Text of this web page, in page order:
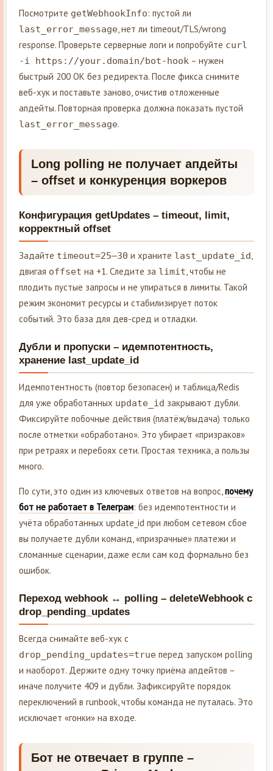
Посмотрите getWebhookInfo: пустой ли
last_error_message, нет ли timeout/TLS/wrong
response. Проверьте серверные логи и попробуйте curl
-i https://your.domain/bot-hook – нужен
быстрый 200 OK без редиректа. После фикса снимите
веб-хук и поставьте заново, очистив отложенные
апдейты. Повторная проверка должна показать пустой
last_error_message.
Long polling не получает апдейты
– offset и конкуренция воркеров
Конфигурация getUpdates – timeout, limit,
корректный offset
Задайте timeout=25–30 и храните last_update_id,
двигая offset на +1. Следите за limit, чтобы не
плодить пустые запросы и не упираться в лимиты. Такой
режим экономит ресурсы и стабилизирует поток
событий. Это база для дев-сред и отладки.
Дубли и пропуски – идемпотентность,
хранение last_update_id
Идемпотентность (повтор безопасен) и таблица/Redis
для уже обработанных update_id закрывают дубли.
Фиксируйте побочные действия (платёж/выдача) только
после отметки «обработано». Это убирает «призраков»
при ретраях и перебоях сети. Простая техника, а пользы
много.
По сути, это один из ключевых ответов на вопрос,почему
бот не работает в Телеграм: без идемпотентности и
учёта обработанных update_id при любом сетевом сбое
вы получаете дубли команд, «призрачные» платежи и
сломанные сценарии, даже если сам код формально без
ошибок.
Переход webhook ↔ polling – deleteWebhook с
drop_pending_updates
Всегда снимайте веб-хук с
drop_pending_updates=true перед запуском polling
и наоборот. Держите одну точку приёма апдейтов –
иначе получите 409 и дубли. Зафиксируйте порядок
переключений в runbook, чтобы команда не путалась. Это
исключает «гонки» на входе.
Бот не отвечает в группе –